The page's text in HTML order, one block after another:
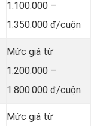
1.100.000 –
1.350.000 đ/cuộn
Mức giá từ
1.200.000 –
1.800.000 đ/cuộn
Mức giá từ